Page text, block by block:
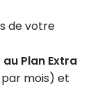
de votre
Plan Extra
par mois) et